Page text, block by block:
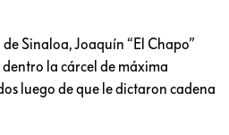
Sinaloa, Joaquín “El Chapo”
la cárcel de máxima
luego de que le dictaron cadena